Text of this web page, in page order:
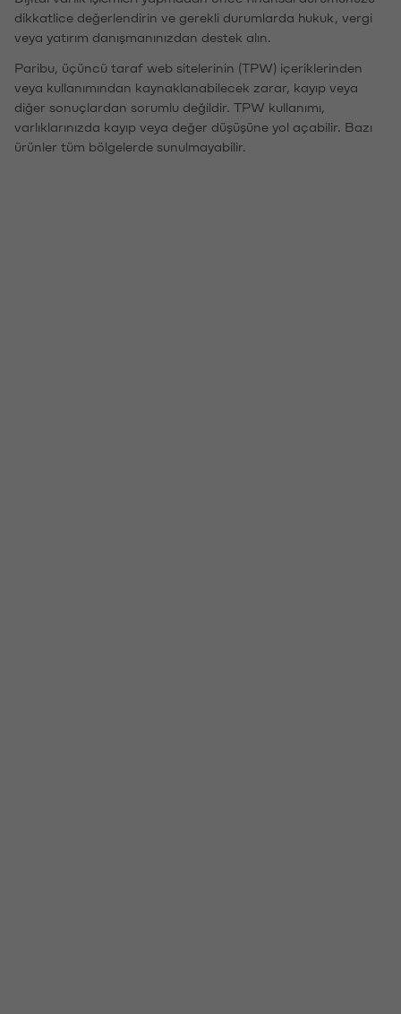
dikkatlice değerlendirin ve gerekli durumlarda hukuk, vergi
veya yatırım danışmanınızdan destek alın.
Paribu, üçüncü taraf web sitelerinin (TPW) içeriklerinden
veya kullanımından kaynaklanabilecek zarar, kayıp veya
diğer sonuçlardan sorumlu değildir. TPW kullanımı,
varlıklarınızda kayıp veya değer düşüşüne yol açabilir. Bazı
ürünler tüm bölgelerde sunulmayabilir.